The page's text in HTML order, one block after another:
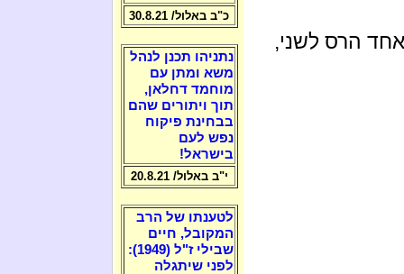
הרס לשני,
כ"ב באלול/ 30.8.21
נתניהו תכנן לנהל
משא ומתן עם
מוחמד דחלאן,
תוך ויתורים שהם
בבחינת פיקוח
נפש לעם
בישראל!
י"ב באלול/ 20.8.21
לטענתו של הרב
המקובל, חיים
שבילי ז"ל (1949):
לפני שיתגלה